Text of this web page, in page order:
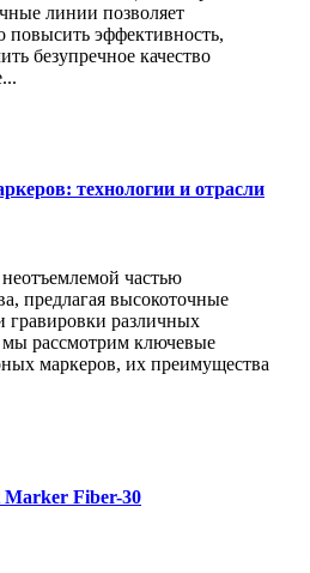
линии позволяет
повысить эффективность,
безупречное качество
технологии и отрасли
частью
предлагая высокоточные
гравировки различных
мы рассмотрим ключевые
маркеров, их преимущества
Fiber-30